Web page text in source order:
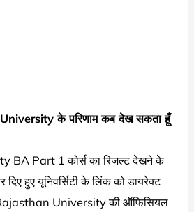
के परिणाम कब देख सकता हूँ
BA Part 1 कोर्स का रिजल्ट देखने के
दिए हुए यूनिवर्सिटी के लिंक को डायरेक्ट
University की ऑफिसियल